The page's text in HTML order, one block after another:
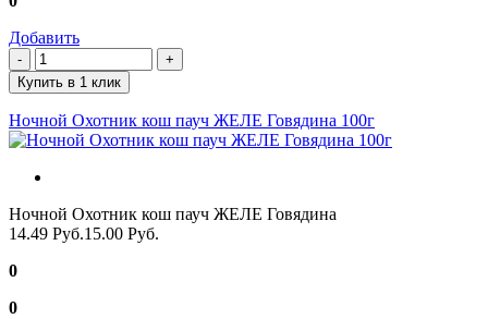
Добавить
Купить в 1 клик
Ночной Охотник кош пауч ЖЕЛЕ Говядина 100г
Ночной Охотник кош пауч ЖЕЛЕ Говядина
14.49 Руб.15.00 Руб.
0
0